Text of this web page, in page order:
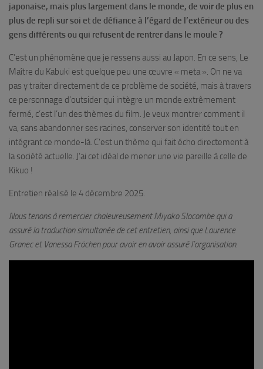
japonaise, mais plus largement dans le monde, de voir de plus en
plus de repli sur soi et de défiance à l’égard de l’extérieur ou des
gens différents ou qui refusent de rentrer dans le moule ?
C’est un phénomène que je ressens aussi au Japon. En ce sens, Le
Maître du Kabuki est quelque peu une œuvre « meta ». On ne va
pas y traiter directement de ce problème de société, mais à travers
ce personnage d’outsider qui intègre un monde extrêmement
fermé, c’est l’un des thèmes du film. Je veux montrer comment il
va, sans abandonner ses racines, conserver son identité tout en
intégrant ce monde-là. C’est un thème qui fait écho directement à
la société actuelle. J’ai cet idéal de mener une vie pareille à celle de
Kikuo !
Entretien réalisé le 4 décembre 2025.
Nous tenons à remercier chaleureusement Miyako Slocombe qui a
assuré la traduction simultanée de cet entretien, ainsi que Laurence
Granec et Vanessa Fröchen pour avoir en avoir assuré l’organisation.